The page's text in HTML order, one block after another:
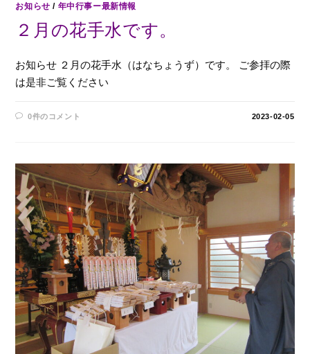
お知らせ / 年中行事ー最新情報
２月の花手水です。
お知らせ ２月の花手水（はなちょうず）です。 ご参拝の際
は是非ご覧ください
0件のコメント 2023-02-05